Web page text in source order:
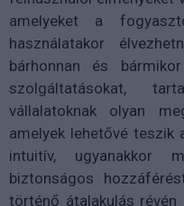
amelyeket a
használatakor
bárhonnan és
szolgáltatásokat,
vállalatoknak olyan
amelyek lehetővé
intuitív, ugyanakkor
biztonságos
történő átalakulás révén